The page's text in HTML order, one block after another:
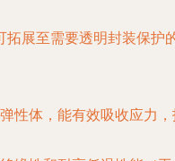
展至需要透明封装保护
性体，能有效吸收应力